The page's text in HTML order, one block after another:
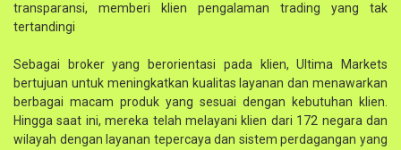
transparansi, memberi klien pengalaman trading yang tak
tertandingi
Sebagai broker yang berorientasi pada klien, Ultima Markets
bertujuan untuk meningkatkan kualitas layanan dan menawarkan
berbagai macam produk yang sesuai dengan kebutuhan klien.
Hingga saat ini, mereka telah melayani klien dari 172 negara dan
wilayah dengan layanan tepercaya dan sistem perdagangan yang